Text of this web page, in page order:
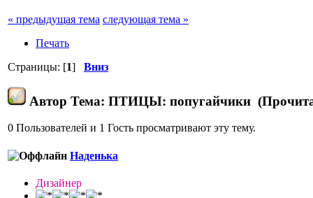
« предыдущая тема следующая тема »
Печать
Страницы: [1] Вниз
Автор Тема: ПТИЦЫ: попугайчики
0 Пользователей и 1 Гость просматривают эту тему.
Наденька
Дизайнер